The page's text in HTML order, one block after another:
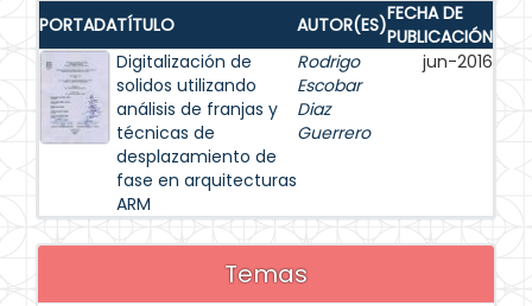
PORTADATÍTULO AUTOR(ES)FECHA DE
PUBLICACIÓN
Digitalización de
solidos utilizando
análisis de franjas y
técnicas de
desplazamiento de
fase en arquitecturas
ARM
Rodrigo
Escobar
Diaz
Guerrero
jun-2016
Temas